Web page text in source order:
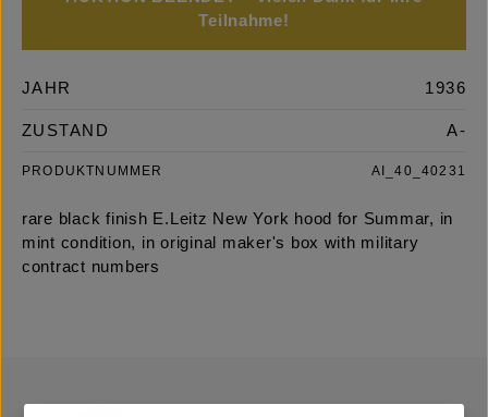
Teilnahme!
JAHR 1936
ZUSTAND A-
PRODUKTNUMMER AI_40_40231
rare black finish E.Leitz New York hood for Summar, in
mint condition, in original maker's box with military
contract numbers